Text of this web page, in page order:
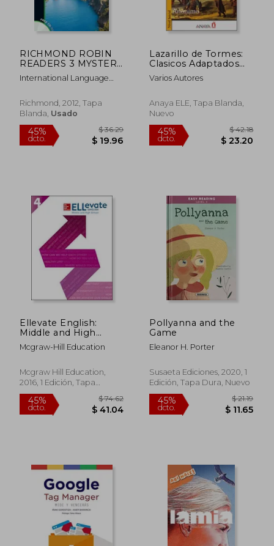
45% 45%
dcto.
45%
dcto.
RICHMOND ROBIN
READERS 3 MYSTERY
AT LION ROCK+CD
(en Inglés)
International Language
Richmond, 2012, Tapa
Blanda, Usado
Lazarillo de Tormes:
Clasicos Adaptados
(Lecturas - Audio
Clásicos Adaptados -
Varios Autores
Anaya ELE, Tapa Blanda,
Nuevo
Ellevate English:
Middle and High
School Student Book
Level 4 (en Inglés)
Mcgraw-Hill Education
Mcgraw Hill Education,
2016, 1 Edición, Tapa
Blanda, Nuevo
Pollyanna and the
Game
Eleanor H. Porter
Susaeta Ediciones, 2020, 1
Edición, Tapa Dura, Nuevo